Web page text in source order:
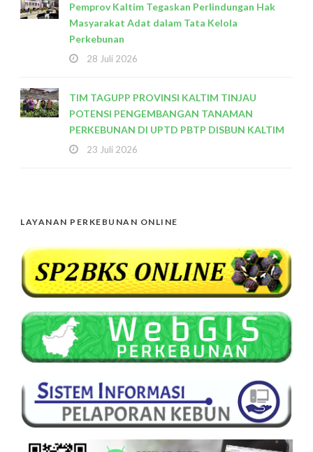
Pemprov Kaltim Tegaskan Perlindungan Hak
Masyarakat Adat dalam Tata Kelola
Perkebunan
28 Juli 2026
TIM TAGUPP PROVINSI KALTIM TINJAU
POTENSI PENGEMBANGAN TANAMAN
PERKEBUNAN DI UPTD PBTP DISBUN KALTIM
23 Juli 2026
LAYANAN PERKEBUNAN ONLINE